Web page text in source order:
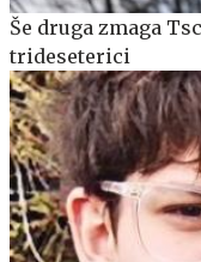
Še druga zmaga
trideseterici